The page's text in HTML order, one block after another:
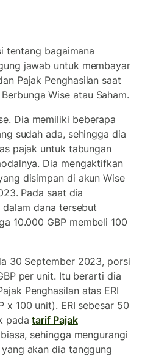
tentang bagaimana
jawab untuk membayar
Pajak Penghasilan saat
Wise atau Saham.
Dia memiliki beberapa
sudah ada, sehingga dia
pajak untuk tabungan
Dia mengaktifkan
disimpan di akun Wise
Pada saat dia
dana tersebut
10.000 GBP membeli 100
30 September 2023, porsi
per unit. Itu berarti dia
Penghasilan atas ERI
x 100 unit). ERI sebesar 50
padatarif Pajak
sehingga mengurangi
akan dia tanggung